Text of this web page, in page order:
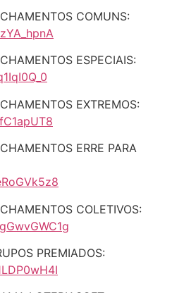
COMUNS:
ESPECIAIS:
EXTREMOS:
ERRE PARA
COLETIVOS:
PREMIADOS: